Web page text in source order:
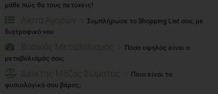
μάθε πώς θα τους πετύχεις!
Λίστα Αγορών
Συμπλήρωσε το Shopping List σου, με
διατροφικό νου
Βασικός Μεταβολισμός
Πόσο υψηλός είναι ο
μεταβολισμός σου;
Δείκτης Μάζας Σώματος
Ποιο είναι το
φυσιολογικό σου βάρος;